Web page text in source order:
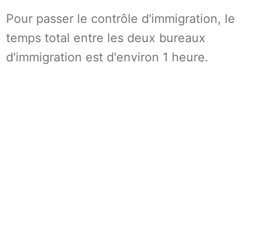
Pour passer le contrôle d'immigration, le
temps total entre les deux bureaux
d'immigration est d'environ 1 heure.